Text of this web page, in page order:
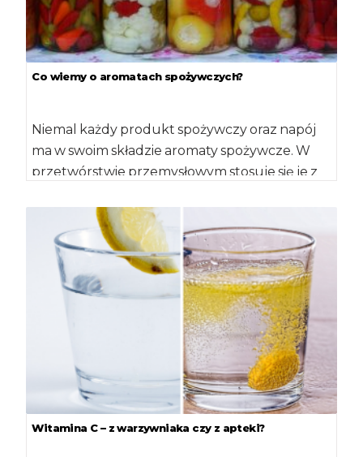
Co wiemy o aromatach spożywczych?
Niemal każdy produkt spożywczy oraz napój
ma w swoim składzie aromaty spożywcze. W
przetwórstwie przemysłowym stosuje się je z
Witamina C – z warzywniaka czy z apteki?